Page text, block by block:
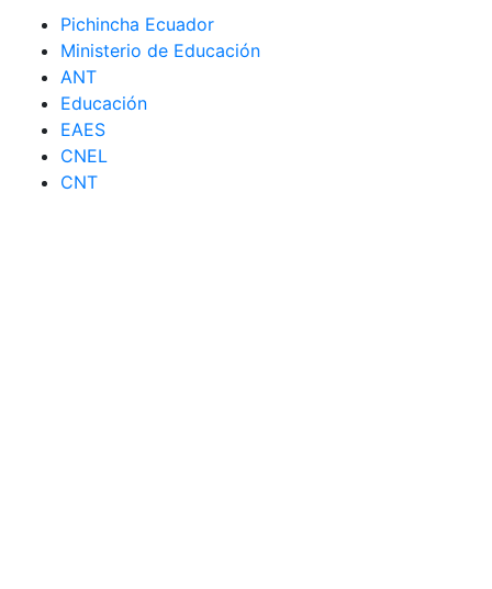
Pichincha Ecuador
Ministerio de Educación
ANT
Educación
EAES
CNEL
CNT